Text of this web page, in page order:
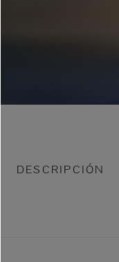
DESCRIPCIÓN